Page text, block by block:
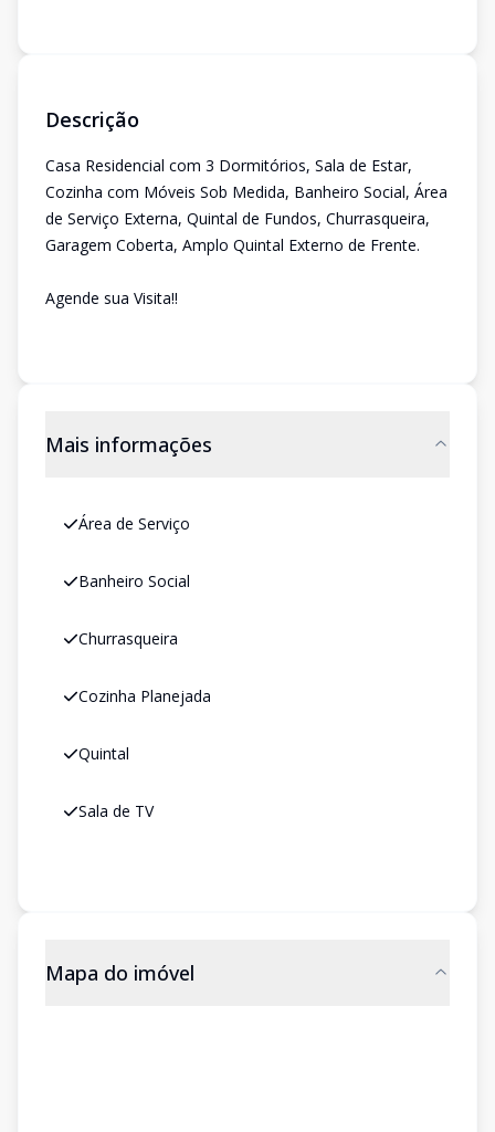
Descrição
Casa Residencial com 3 Dormitórios, Sala de Estar,
Cozinha com Móveis Sob Medida, Banheiro Social, Área
de Serviço Externa, Quintal de Fundos, Churrasqueira,
Garagem Coberta, Amplo Quintal Externo de Frente.
Agende sua Visita!!
Mais informações
Área de Serviço
Banheiro Social
Churrasqueira
Cozinha Planejada
Quintal
Sala de TV
Mapa do imóvel